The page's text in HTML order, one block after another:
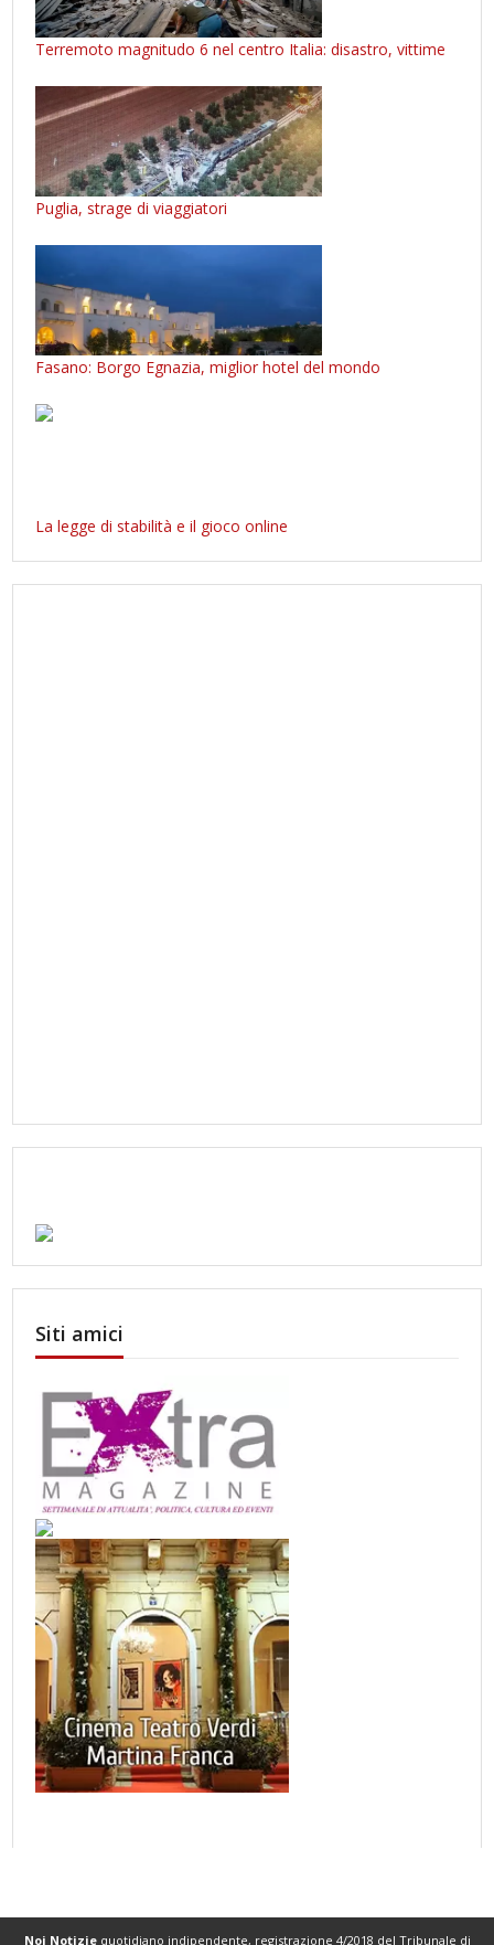
Terremoto magnitudo 6 nel centro Italia: disastro, vittime
Puglia, strage di viaggiatori
Fasano: Borgo Egnazia, miglior hotel del mondo
La legge di stabilità e il gioco online
Siti amici
Noi Notiziequotidiano indipendente, registrazione 4/2018 del Tribunale di